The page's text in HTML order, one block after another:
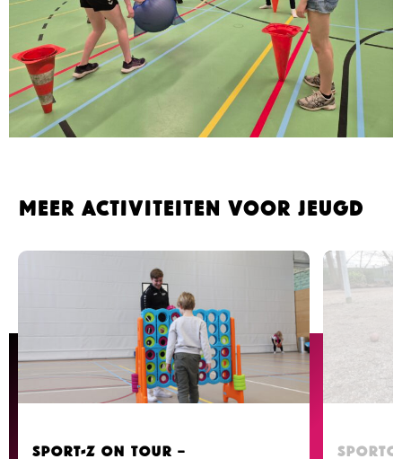
Meer activiteiten voor jeugd
Sport-Z On Tour –